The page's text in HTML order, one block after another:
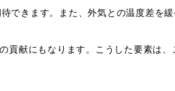
できます。また、外気との温度差を
貢献にもなります。こうした要素は